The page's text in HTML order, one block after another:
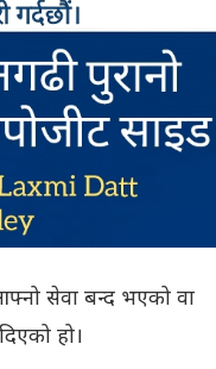
सेवा बन्द भएको वा
हो।